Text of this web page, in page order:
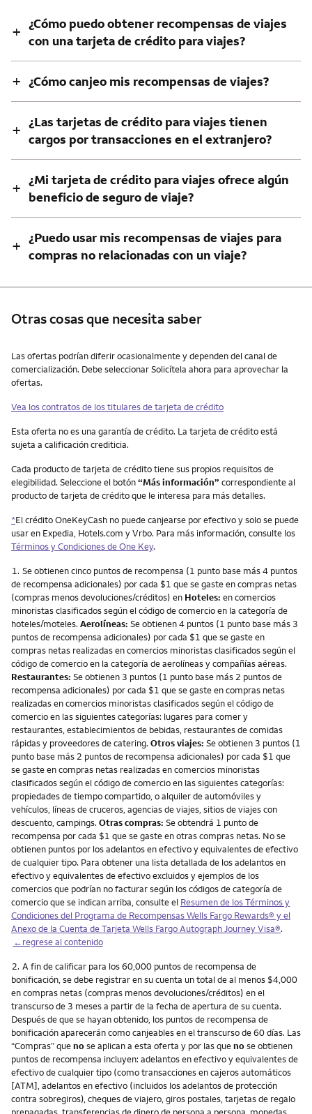
+ ¿Cómo puedo obtener recompensas de viajes
con una tarjeta de crédito para viajes?
+ ¿Cómo canjeo mis recompensas de viajes?
+ ¿Las tarjetas de crédito para viajes tienen
cargos por transacciones en el extranjero?
+ ¿Mi tarjeta de crédito para viajes ofrece algún
beneficio de seguro de viaje?
+ ¿Puedo usar mis recompensas de viajes para
compras no relacionadas con un viaje?
Otras cosas que necesita saber
Otras cosas que necesita saber
Las ofertas podrían diferir ocasionalmente y dependen del canal de
comercialización. Debe seleccionar Solicítela ahora para aprovechar la
ofertas.
Vea los contratos de los titulares de tarjeta de crédito
Esta oferta no es una garantía de crédito. La tarjeta de crédito está
sujeta a calificación crediticia.
Cada producto de tarjeta de crédito tiene sus propios requisitos de
elegibilidad. Seleccione el botón“Más información” correspondiente al
producto de tarjeta de crédito que le interesa para más detalles.
*El crédito OneKeyCash no puede canjearse por efectivo y solo se puede
usar en Expedia, Hotels.com y Vrbo. Para más información, consulte los
Términos y Condiciones de One Key.
Nota
1. Se obtienen cinco puntos de recompensa (1 punto base más 4 puntos
de recompensa adicionales) por cada $1 que se gaste en compras netas
(compras menos devoluciones/créditos) en Hoteles: en comercios
minoristas clasificados según el código de comercio en la categoría de
hoteles/moteles. Aerolíneas: Se obtienen 4 puntos (1 punto base más 3
puntos de recompensa adicionales) por cada $1 que se gaste en
compras netas realizadas en comercios minoristas clasificados según el
código de comercio en la categoría de aerolíneas y compañías aéreas.
Restaurantes: Se obtienen 3 puntos (1 punto base más 2 puntos de
recompensa adicionales) por cada $1 que se gaste en compras netas
realizadas en comercios minoristas clasificados según el código de
comercio en las siguientes categorías: lugares para comer y
restaurantes, establecimientos de bebidas, restaurantes de comidas
rápidas y proveedores de catering. Otros viajes: Se obtienen 3 puntos (1
punto base más 2 puntos de recompensa adicionales) por cada $1 que
se gaste en compras netas realizadas en comercios minoristas
clasificados según el código de comercio en las siguientes categorías:
propiedades de tiempo compartido, o alquiler de automóviles y
vehículos, líneas de cruceros, agencias de viajes, sitios de viajes con
descuento, campings. Otras compras: Se obtendrá 1 punto de
recompensa por cada $1 que se gaste en otras compras netas. No se
obtienen puntos por los adelantos en efectivo y equivalentes de efectivo
de cualquier tipo. Para obtener una lista detallada de los adelantos en
efectivo y equivalentes de efectivo excluidos y ejemplos de los
comercios que podrían no facturar según los códigos de categoría de
comercio que se indican arriba, consulte el Resumen de los Términos y
Condiciones del Programa de Recompensas Wells Fargo Rewards® y el
Anexo de la Cuenta de Tarjeta Wells Fargo Autograph Journey Visa®.
←regrese al contenido
Nota
2. A fin de calificar para los 60,000 puntos de recompensa de
bonificación, se debe registrar en su cuenta un total de al menos $4,000
en compras netas (compras menos devoluciones/créditos) en el
transcurso de 3 meses a partir de la fecha de apertura de su cuenta.
Después de que se hayan obtenido, los puntos de recompensa de
bonificación aparecerán como canjeables en el transcurso de 60 días. Las
“Compras” quenose aplican a esta oferta y por las quenose obtienen
puntos de recompensa incluyen: adelantos en efectivo y equivalentes de
efectivo de cualquier tipo (como transacciones en cajeros automáticos
[ATM], adelantos en efectivo (incluidos los adelantos de protección
contra sobregiros), cheques de viajero, giros postales, tarjetas de regalo
prepagadas, transferencias de dinero de persona a persona, monedas